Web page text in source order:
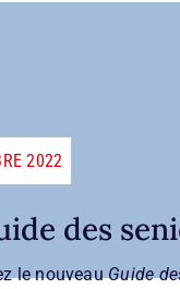
2022
des
le nouveauGuide